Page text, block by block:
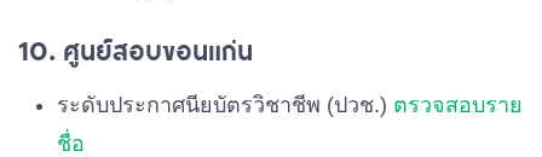
10. ศูนย์สอบขอนแก่น
ระดับประกาศนียบัตรวิชาชีพ (ปวช.) ตรวจสอบราย
ชื่อ